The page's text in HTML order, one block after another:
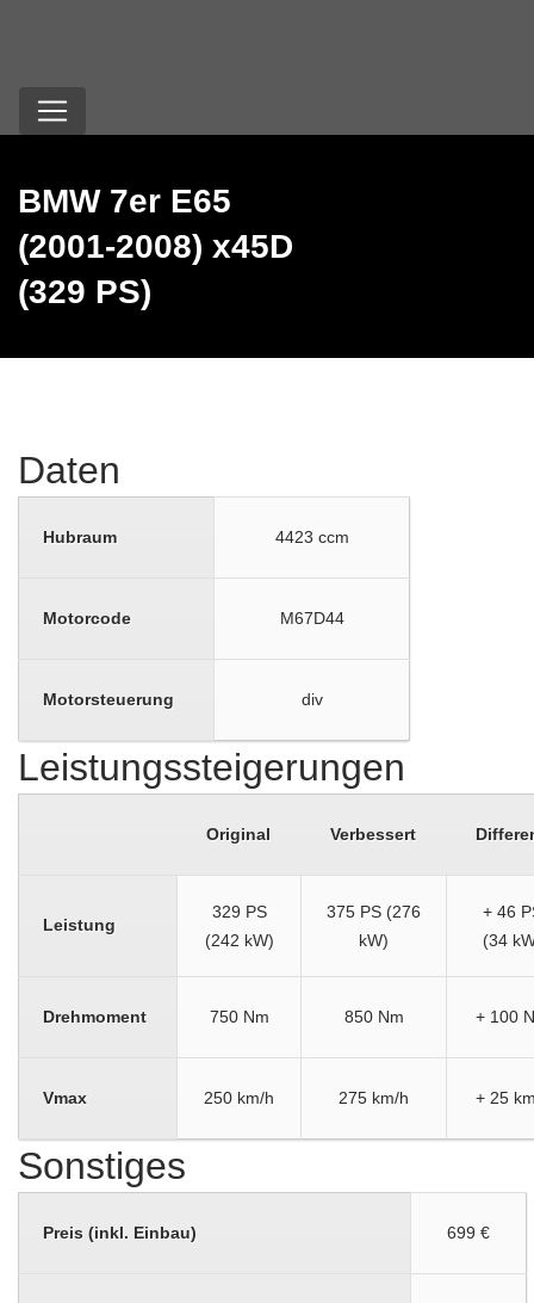
BMW 7er E65
(2001-2008) x45D
(329 PS)
Daten
Hubraum 4423 ccm
Motorcode M67D44
Motorsteuerung div
Leistungssteigerungen
Original Verbessert
Leistung
329 PS
(242 kW)
375 PS (276
kW)
+ 46
(34
Drehmoment 750 Nm 850 Nm + 100
Vmax 250 km/h 275 km/h + 25
Sonstiges
Preis (inkl. Einbau) 699 €